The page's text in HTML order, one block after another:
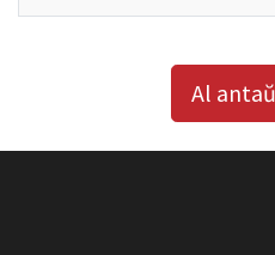
Al